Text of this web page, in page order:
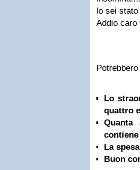
lo sei
Addio caro
Lo
quattro
La
Buon